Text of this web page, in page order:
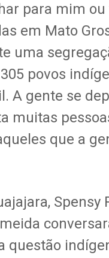
para mim
em Mato
uma
povos
A gente se
muitas
que a
questão